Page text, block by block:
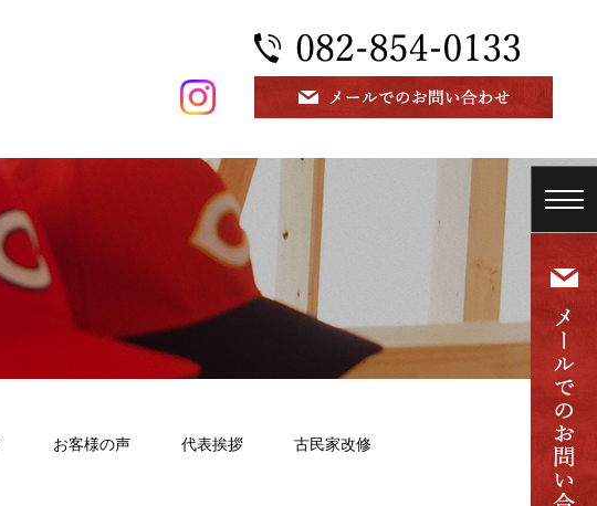
お客様の声 代表挨拶 古民家改修